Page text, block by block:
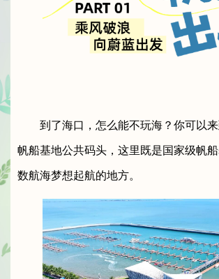
到了海口，怎么能不玩海？你可以
帆船基地公共码头，这里既是国家级帆
数航海梦想起航的地方。